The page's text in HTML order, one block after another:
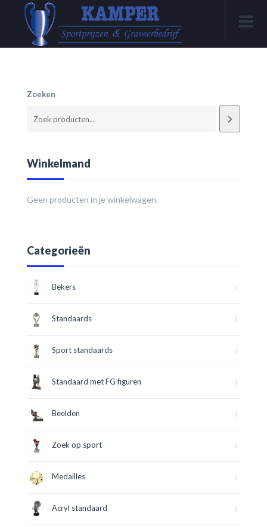
Zoeken
Winkelmand
Geen producten in je winkelwagen.
Categorieën
Bekers
Standaards
Sport standaards
Standaard met FG figuren
Beelden
Zoek op sport
Medailles
Acryl standaard